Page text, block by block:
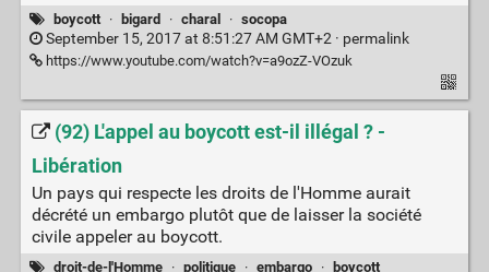
boycott · bigard · charal · socopa
September 15, 2017 at 8:51:27 AM GMT+2 · permalink
https://www.youtube.com/watch?v=a9ozZ-VOzuk
(92) L'appel au boycott est-il illégal ? -
Libération
Un pays qui respecte les droits de l'Homme aurait
décrété un embargo plutôt que de laisser la société
civile appeler au boycott.
droit-de-l'Homme · politique · embargo · boycott